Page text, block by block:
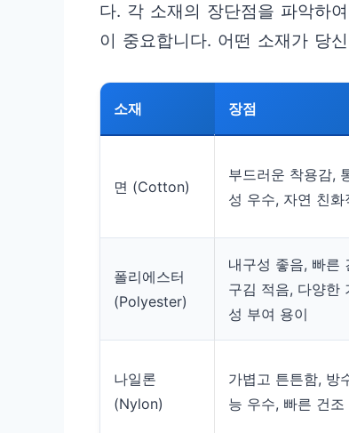
다. 각 소재의 장단점을 파악하
이 중요합니다. 어떤 소재가 당
소재 장점
면 (Cotton)
부드러운 착용감,
성 우수, 자연 친화
폴리에스터
(Polyester)
내구성 좋음, 빠른
구김 적음, 다양한
성 부여 용이
나일론
(Nylon)
가볍고 튼튼함, 방
능 우수, 빠른 건조